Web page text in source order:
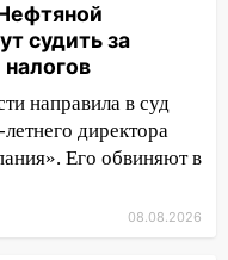
объявили
сирены
смогут
платежа
судить за
направила в суд
директора
Его обвиняют в
08.08.2026